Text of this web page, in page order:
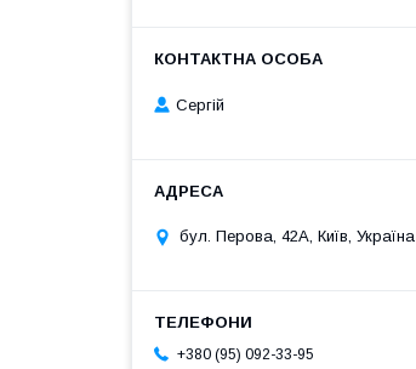
Сергій
бул. Перова, 42А, Київ, Україна
+380 (95) 092-33-95